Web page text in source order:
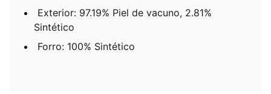
Exterior: 97.19% Piel de vacuno, 2.81%
Sintético
Forro: 100% Sintético